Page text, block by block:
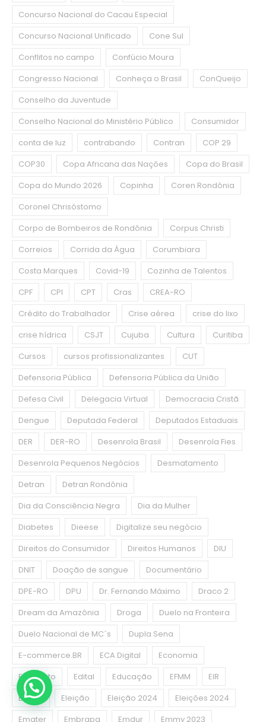
Concurso Nacional do Cacau Especial
Concurso Nacional Unificado
Cone Sul
Conflitos no campo
Confúcio Moura
Congresso Nacional
Conheça o Brasil
ConQueijo
Conselho da Juventude
Conselho Nacional do Ministério Público
Consumidor
conta de luz
contrabando Contran
COP 29
COP30
Copa Africana das Nações
Copa do Brasil
Copa do Mundo 2026
Copinha
Coren Rondônia
Coronel Chrisóstomo
Corpo de Bombeiros de Rondônia
Corpus Christi
Correios
Corrida da Água
Corumbiara
Costa Marques
Covid-19
Cozinha de Talentos
CPF
CPI CPT Cras
CREA-RO
Crédito do Trabalhador
Crise aérea
crise do lixo
crise hídrica
CSJT Cujuba Cultura
Curitiba
Cursos
cursos profissionalizantes
CUT
Defensoria Pública
Defensoria Pública da União
Defesa Civil
Delegacia Virtual
Democracia Cristã
Dengue
Deputada Federal
Deputados Estaduais
DER
DER-RO Desenrola Brasil
Desenrola Fies
Desenrola Pequenos Negócios
Desmatamento
Detran
Detran Rondônia
Dia da Consciência Negra
Dia da Mulher
Diabetes
Dieese
Digitalize seu negócio
Direitos do Consumidor
Direitos Humanos
DIU
DNIT
Doação de sangue
Documentário
DPE-RO
DPU Dr. Fernando Máximo
Draco 2
Dream da Amazônia
Droga
Duelo na Fronteira
Duelo Nacional de MC´s
Dupla Sena
E-commerce.BR
ECA Digital
Economia
Ecoponto
Edital Educação EFMM
EIR
El Niño
Eleição Eleição 2024
Eleições 2024
Emater
Embrapa Emdur Emmy 2023